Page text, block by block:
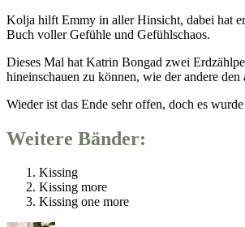
Kolja hilft Emmy in aller Hinsicht, dabei hat
Buch voller Gefühle und Gefühlschaos.
Dieses Mal hat Katrin Bongad zwei
hineinschauen zu können, wie der andere
Wieder ist das Ende sehr offen, doch es
Weitere Bänder:
Kissing
Kissing more
Kissing one more